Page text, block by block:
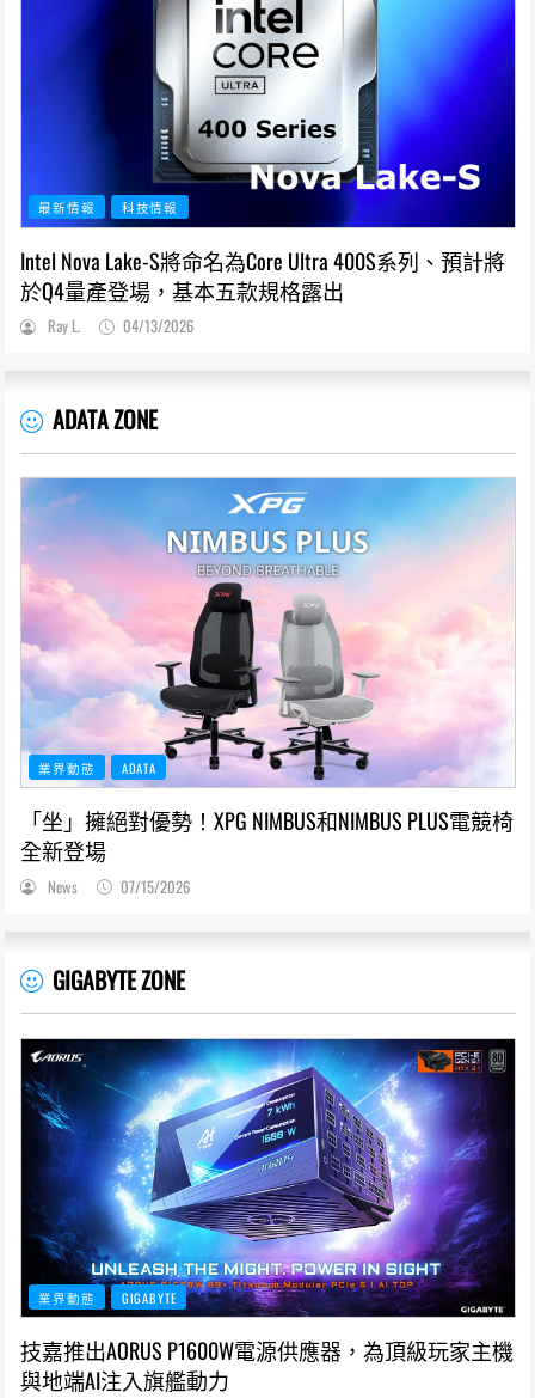
最新情報 科技情報
Intel Nova Lake-S將命名為Core Ultra 400S系列、預計將
於Q4量產登場，基本五款規格露出
Ray L. 04/13/2026
ADATA ZONE
業界動態 ADATA
「坐」擁絕對優勢！XPG NIMBUS和NIMBUS PLUS電競椅
全新登場
News 07/15/2026
GIGABYTE ZONE
業界動態 GIGABYTE
技嘉推出AORUS P1600W電源供應器，為頂級玩家主機
與地端AI注入旗艦動力